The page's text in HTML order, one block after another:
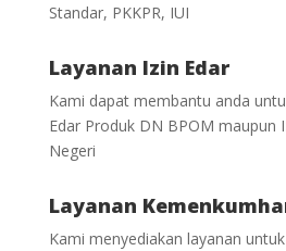
Standar, PKKPR, IUI
Layanan Izin Edar
Kami dapat membantu anda
Edar Produk DN BPOM maupun
Negeri
Layanan
Kami menyediakan layanan